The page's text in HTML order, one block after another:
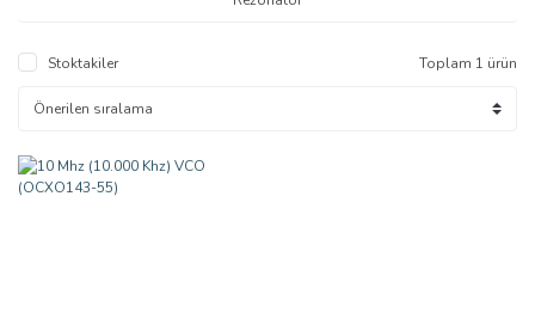
Stoktakiler Toplam 1 ürün